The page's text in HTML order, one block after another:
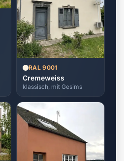
RAL 9001
Cremeweiss
klassisch, mit Gesims